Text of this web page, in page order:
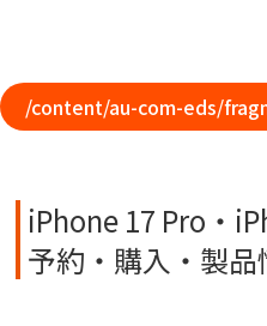
/content/au-com-eds/
iPhone 17 Pro・
予約・購入・製品